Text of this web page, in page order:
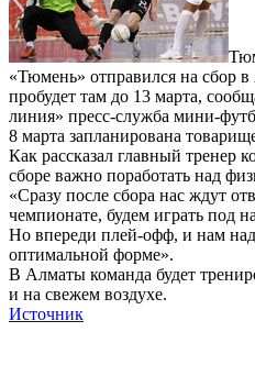
«Тюмень» отправился на сбор
пробудет там до 13 марта,
линия» пресс-служба мини-
8 марта запланирована
Как рассказал главный тренер
сборе важно поработать над
«Сразу после сбора нас ждут
чемпионате, будем играть под
Но впереди плей-офф, и нам
оптимальной форме».
В Алматы команда будет
и на свежем воздухе.
Источник